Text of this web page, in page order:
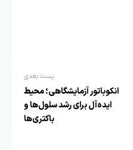
پست بعدی
انکوباتور آزمایشگاهی؛ محیط
ایده‌آل برای رشد سلول‌ها و
باکتری‌ها